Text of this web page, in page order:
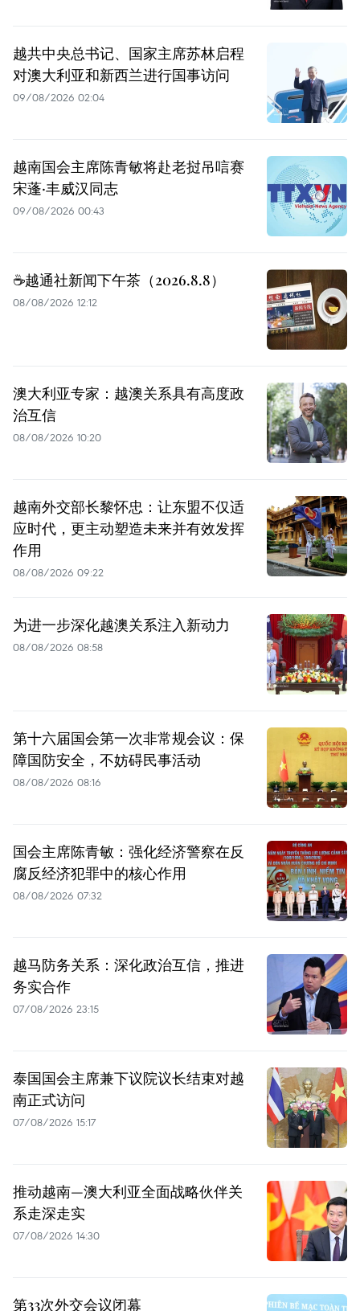
越共中央总书记、国家主席苏林启程
对澳大利亚和新西兰进行国事访问
09/08/2026 02:04
越南国会主席陈青敏将赴老挝吊唁赛
宋蓬·丰威汉同志
09/08/2026 00:43
☕️越通社新闻下午茶（2026.8.8）
08/08/2026 12:12
澳大利亚专家：越澳关系具有高度政
治互信
08/08/2026 10:20
越南外交部长黎怀忠：让东盟不仅适
应时代，更主动塑造未来并有效发挥
作用
08/08/2026 09:22
为进一步深化越澳关系注入新动力
08/08/2026 08:58
第十六届国会第一次非常规会议：保
障国防安全，不妨碍民事活动
08/08/2026 08:16
国会主席陈青敏：强化经济警察在反
腐反经济犯罪中的核心作用
08/08/2026 07:32
越马防务关系：深化政治互信，推进
务实合作
07/08/2026 23:15
泰国国会主席兼下议院议长结束对越
南正式访问
07/08/2026 15:17
推动越南—澳大利亚全面战略伙伴关
系走深走实
07/08/2026 14:30
第33次外交会议闭幕